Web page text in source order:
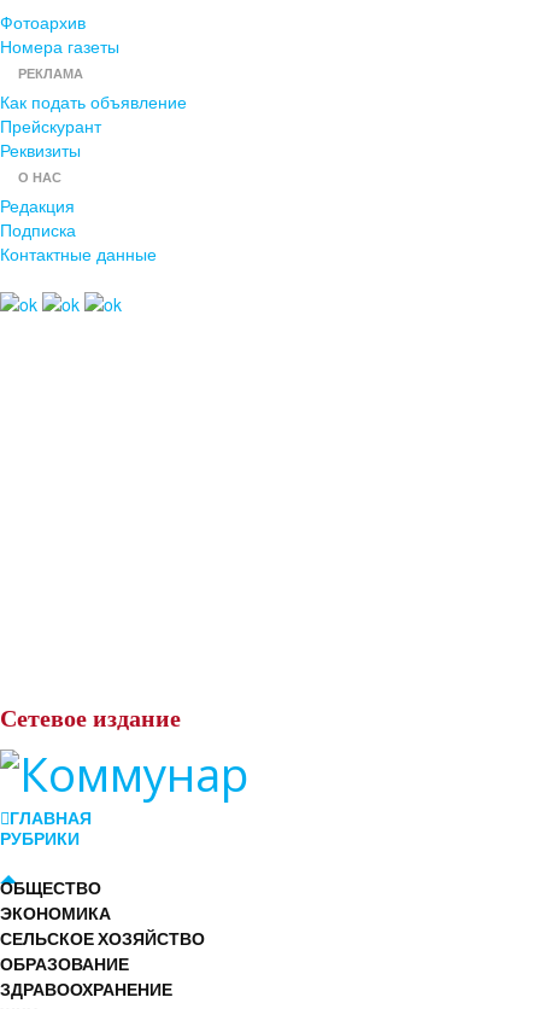
Фотоархив
Номера газеты
РЕКЛАМА
Как подать объявление
Прейскурант
Реквизиты
О НАС
Редакция
Подписка
Контактные данные
Сетевое издание
ГЛАВНАЯ
РУБРИКИ
ОБЩЕСТВО
ЭКОНОМИКА
СЕЛЬСКОЕ ХОЗЯЙСТВО
ОБРАЗОВАНИЕ
ЗДРАВООХРАНЕНИЕ